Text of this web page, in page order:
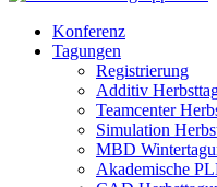
Konferenz
Tagungen
Registrierung
Additiv
Teamcenter
Simulation
MBD
Akademische